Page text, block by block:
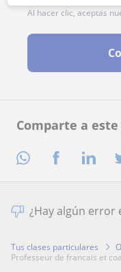
Comparte a
Al hacer clic, aceptas
¿Hay algún error
Tus clases particulares
professeur de francais et